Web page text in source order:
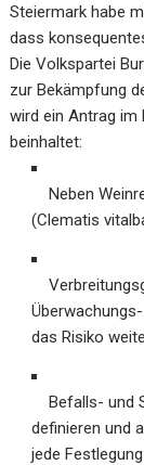
Steiermark habe
dass
Die Volkspartei
zur Bekämpfung
wird ein Antrag im
beinhaltet:
Neben
(Clematis
das Risiko
Befalls- und
definieren und
jede